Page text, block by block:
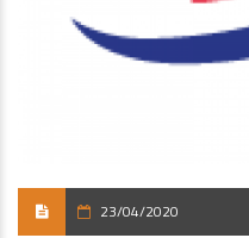
23/04/2020